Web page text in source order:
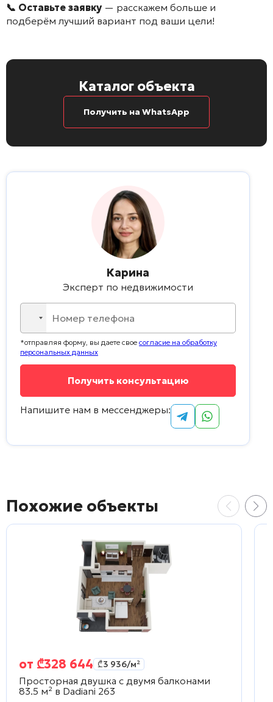
📞 Оставьте заявку — расскажем больше и
подберём лучший вариант под ваши цели!
Каталог объекта
Получить на WhatsApp
Карина
Эксперт по недвижимости
No
country
selected
*отправляя форму, вы даете свое согласие на обработку
персональных данных
Напишите нам в мессенджеры:
Похожие объекты
от ₾328 644 ₾3 936/м²
Просторная двушка с двумя балконами
83.5 м² в Dadiani 263